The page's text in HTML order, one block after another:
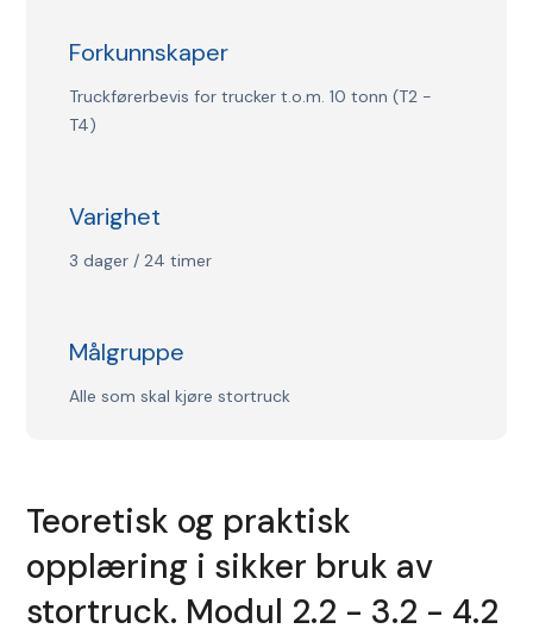
Forkunnskaper
Truckførerbevis for trucker t.o.m. 10 tonn (T2 -
T4)
Varighet
3 dager / 24 timer
Målgruppe
Alle som skal kjøre stortruck
Teoretisk og praktisk
opplæring i sikker bruk av
stortruck. Modul 2.2 - 3.2 - 4.2